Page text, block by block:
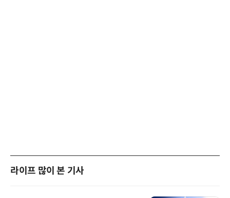
라이프 많이 본 기사